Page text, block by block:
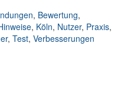
, Bewertung,
, Köln, Nutzer, Praxis,
, Test, Verbesserungen